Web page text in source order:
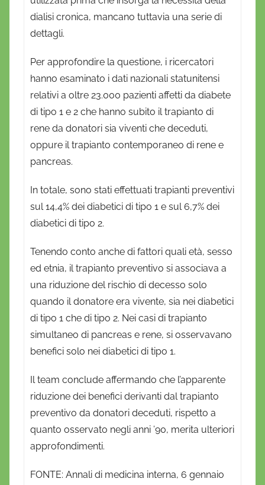
dialisi cronica, mancano tuttavia una serie di
dettagli.
Per approfondire la questione, i ricercatori
hanno esaminato i dati nazionali statunitensi
relativi a oltre 23.000 pazienti affetti da diabete
di tipo 1 e 2 che hanno subito il trapianto di
rene da donatori sia viventi che deceduti,
oppure il trapianto contemporaneo di rene e
pancreas.
In totale, sono stati effettuati trapianti preventivi
sul 14,4% dei diabetici di tipo 1 e sul 6,7% dei
diabetici di tipo 2.
Tenendo conto anche di fattori quali età, sesso
ed etnia, il trapianto preventivo si associava a
una riduzione del rischio di decesso solo
quando il donatore era vivente, sia nei diabetici
di tipo 1 che di tipo 2. Nei casi di trapianto
simultaneo di pancreas e rene, si osservavano
benefici solo nei diabetici di tipo 1.
Il team conclude affermando che l’apparente
riduzione dei benefici derivanti dal trapianto
preventivo da donatori deceduti, rispetto a
quanto osservato negli anni ’90, merita ulteriori
approfondimenti.
FONTE: Annali di medicina interna, 6 gennaio